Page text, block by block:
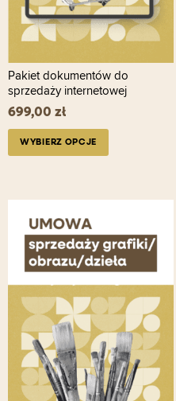
Pakiet dokumentów do
sprzedaży internetowej
699,00 zł
WYBIERZ OPCJE